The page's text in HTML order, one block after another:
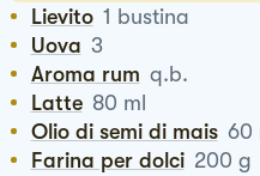
Lievito 1 bustina
Uova 3
Aroma rum q.b.
Latte 80 ml
Olio di semi di mais 60
Farina per dolci 200 g